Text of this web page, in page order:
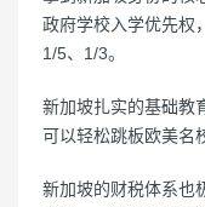
政府学校入学优先权
1/5、1/3。
新加坡扎实的基础教
可以轻松跳板欧美名
新加坡的财税体系也